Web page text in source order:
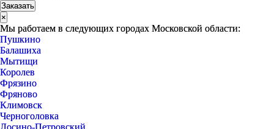
×
Мы работаем в следующих городах Московской области:
Пушкино
Балашиха
Мытищи
Королев
Фрязино
Фряново
Климовск
Черноголовка
Лосино-Петровский